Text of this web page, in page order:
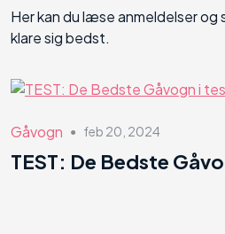
Her kan du læse anmeldelser og
klare sig bedst.
Gåvogn ● feb 20, 2024
TEST: De Bedste